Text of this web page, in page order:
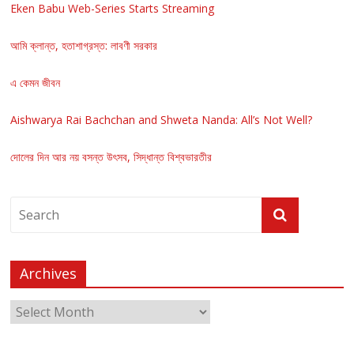
Eken Babu Web-Series Starts Streaming
আমি ক্লান্ত, হতাশাগ্রস্ত: লাবণী সরকার
এ কেমন জীবন
Aishwarya Rai Bachchan and Shweta Nanda: All’s Not Well?
দোলের দিন আর নয় বসন্ত উৎসব, সিদ্ধান্ত বিশ্বভারতীর
Archives